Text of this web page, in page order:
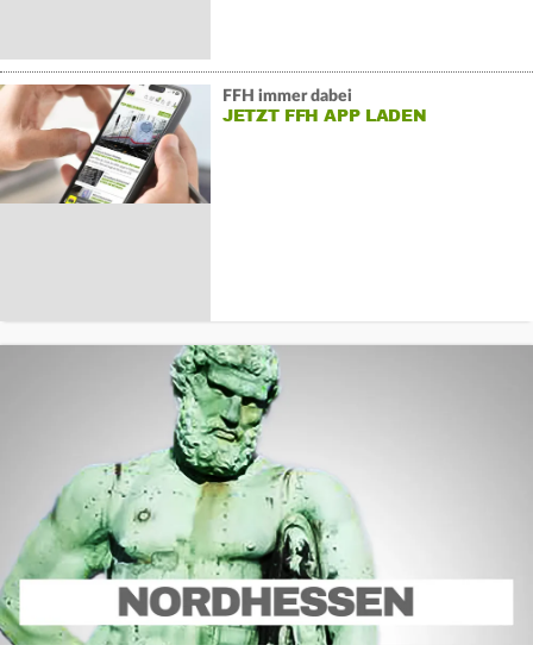
FFH immer dabei
JETZT FFH APP LADEN